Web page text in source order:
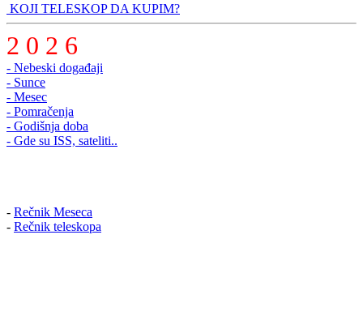
KOJI TELESKOP DA KUPIM?
2 0 2 6
- Nebeski događaji
- Sunce
- Mesec
- Pomračenja
- Godišnja doba
- Gde su ISS, sateliti..
- Rečnik Meseca
- Rečnik teleskopa